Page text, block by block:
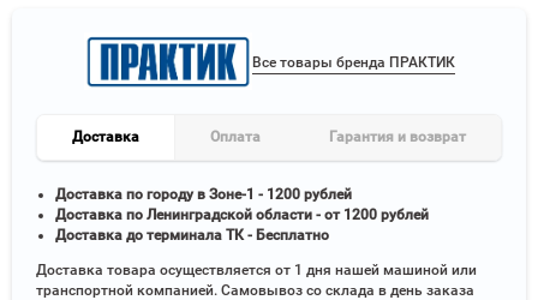
Все товары бренда ПРАКТИК
Доставка Оплата Гарантия и возврат
Доставка по городу в Зоне-1 - 1200 рублей
Доставка по Ленинградской области - от 1200 рублей
Доставка до терминала ТК - Бесплатно
Доставка товара осуществляется от 1 дня нашей машиной или
транспортной компанией. Самовывоз со склада в день заказа